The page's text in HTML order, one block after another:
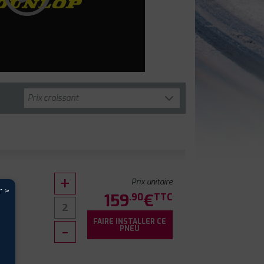
Prix unitaire
159.90€TTC
FAIRE INSTALLER CE
PNEU
>